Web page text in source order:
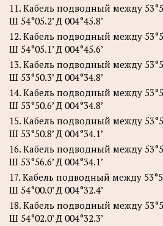
11. Кабель подводный между
Ш 54°05.2’ Д 004°45.8’
12. Кабель подводный между
Ш 54°05.1’ Д 004°45.6’
13. Кабель подводный между
Ш 53°50.3’ Д 004°34.8’
14. Кабель подводный между
Ш 53°50.6’ Д 004°34.8’
15. Кабель подводный между
Ш 53°50.8’ Д 004°34.1’
16. Кабель подводный между
Ш 53°56.6’ Д 004°34.1’
17. Кабель подводный между
Ш 54°00.0’ Д 004°32.4’
18. Кабель подводный между
Ш 54°02.0’ Д 004°32.3’